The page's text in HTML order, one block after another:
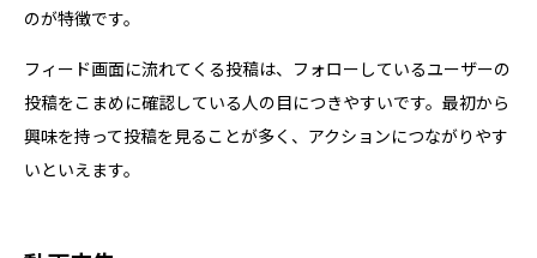
のが特徴です。
フィード画面に流れてくる投稿は、フォローしているユーザーの
投稿をこまめに確認している人の目につきやすいです。最初から
興味を持って投稿を見ることが多く、アクションにつながりやす
いといえます。